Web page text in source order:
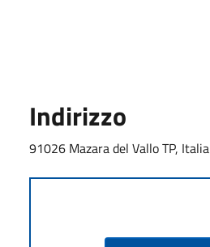
Indirizzo
91026 Mazara del Vallo TP, Italia